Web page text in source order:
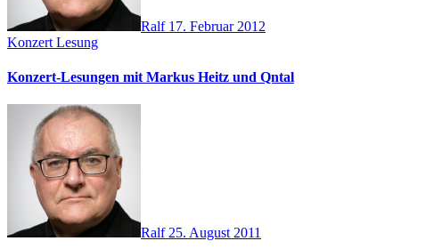
Ralf 17. Februar 2012
Konzert Lesung
Konzert-Lesungen mit Markus Heitz und Qntal
Ralf 25. August 2011